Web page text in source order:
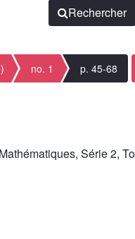
Rechercher
no. 1 p. 45-68
Série 2,